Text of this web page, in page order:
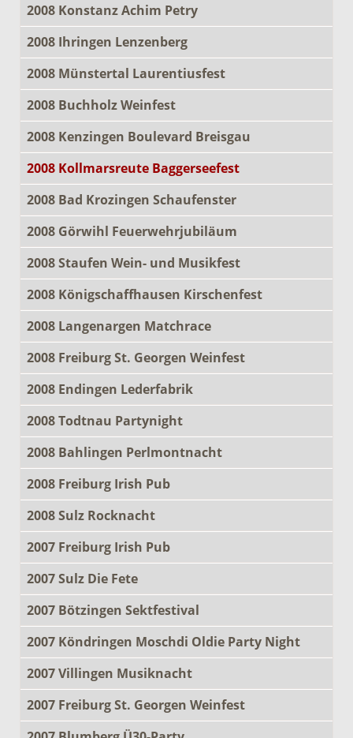
2008 Konstanz Achim Petry
2008 Ihringen Lenzenberg
2008 Münstertal Laurentiusfest
2008 Buchholz Weinfest
2008 Kenzingen Boulevard Breisgau
2008 Kollmarsreute Baggerseefest
2008 Bad Krozingen Schaufenster
2008 Görwihl Feuerwehrjubiläum
2008 Staufen Wein- und Musikfest
2008 Königschaffhausen Kirschenfest
2008 Langenargen Matchrace
2008 Freiburg St. Georgen Weinfest
2008 Endingen Lederfabrik
2008 Todtnau Partynight
2008 Bahlingen Perlmontnacht
2008 Freiburg Irish Pub
2008 Sulz Rocknacht
2007 Freiburg Irish Pub
2007 Sulz Die Fete
2007 Bötzingen Sektfestival
2007 Köndringen Moschdi Oldie Party Night
2007 Villingen Musiknacht
2007 Freiburg St. Georgen Weinfest